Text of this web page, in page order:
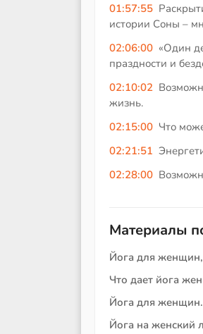
01:57:55
истории Соны –
02:06:00 «Один
праздности и
02:10:02
жизнь.
02:15:00 Что
02:21:51
02:28:00
Материалы
Йога для
Что дает йога
Йога для
Йога на женский